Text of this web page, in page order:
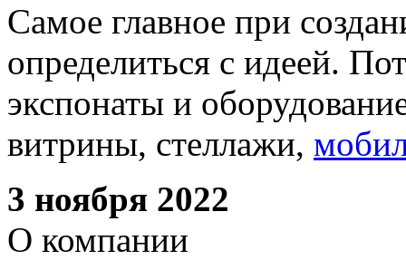
Самое главное при
определиться с идеей.
экспонаты и
витрины, стеллажи,
3 ноября 2022
О компании